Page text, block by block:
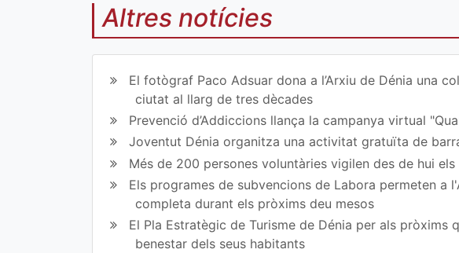
Co
art
ir
en
Fa
ce
bo
Co
art
ir
en
Tw
itt
er
Altres notícies
El fotògraf Paco Adsuar dona a l’Arxiu de Dénia una
ciutat al llarg de tres dècades
Prevenció d’Addiccions llança la campanya virtual
Joventut Dénia organitza una activitat gratuïta de
Més de 200 persones voluntàries vigilen des de hui
Els programes de subvencions de Labora permeten
completa durant els pròxims deu mesos
El Pla Estratègic de Turisme de Dénia per als pròxims
benestar dels seus habitants